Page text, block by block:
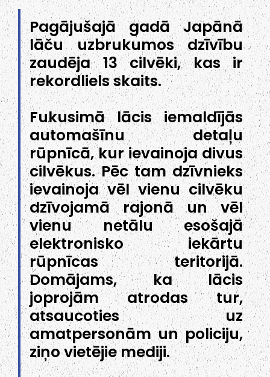
Pagājušajā gadā Japānā
lāču uzbrukumos dzīvību
zaudēja 13 cilvēki, kas ir
rekordliels skaits.
Fukusimā lācis iemaldījās
automašīnu detaļu
rūpnīcā, kur ievainoja divus
cilvēkus. Pēc tam dzīvnieks
ievainoja vēl vienu cilvēku
dzīvojamā rajonā un vēl
vienu netālu esošajā
elektronisko iekārtu
rūpnīcas teritorijā.
Domājams, ka lācis
joprojām atrodas tur,
atsaucoties uz
amatpersonām un policiju,
ziņo vietējie mediji.